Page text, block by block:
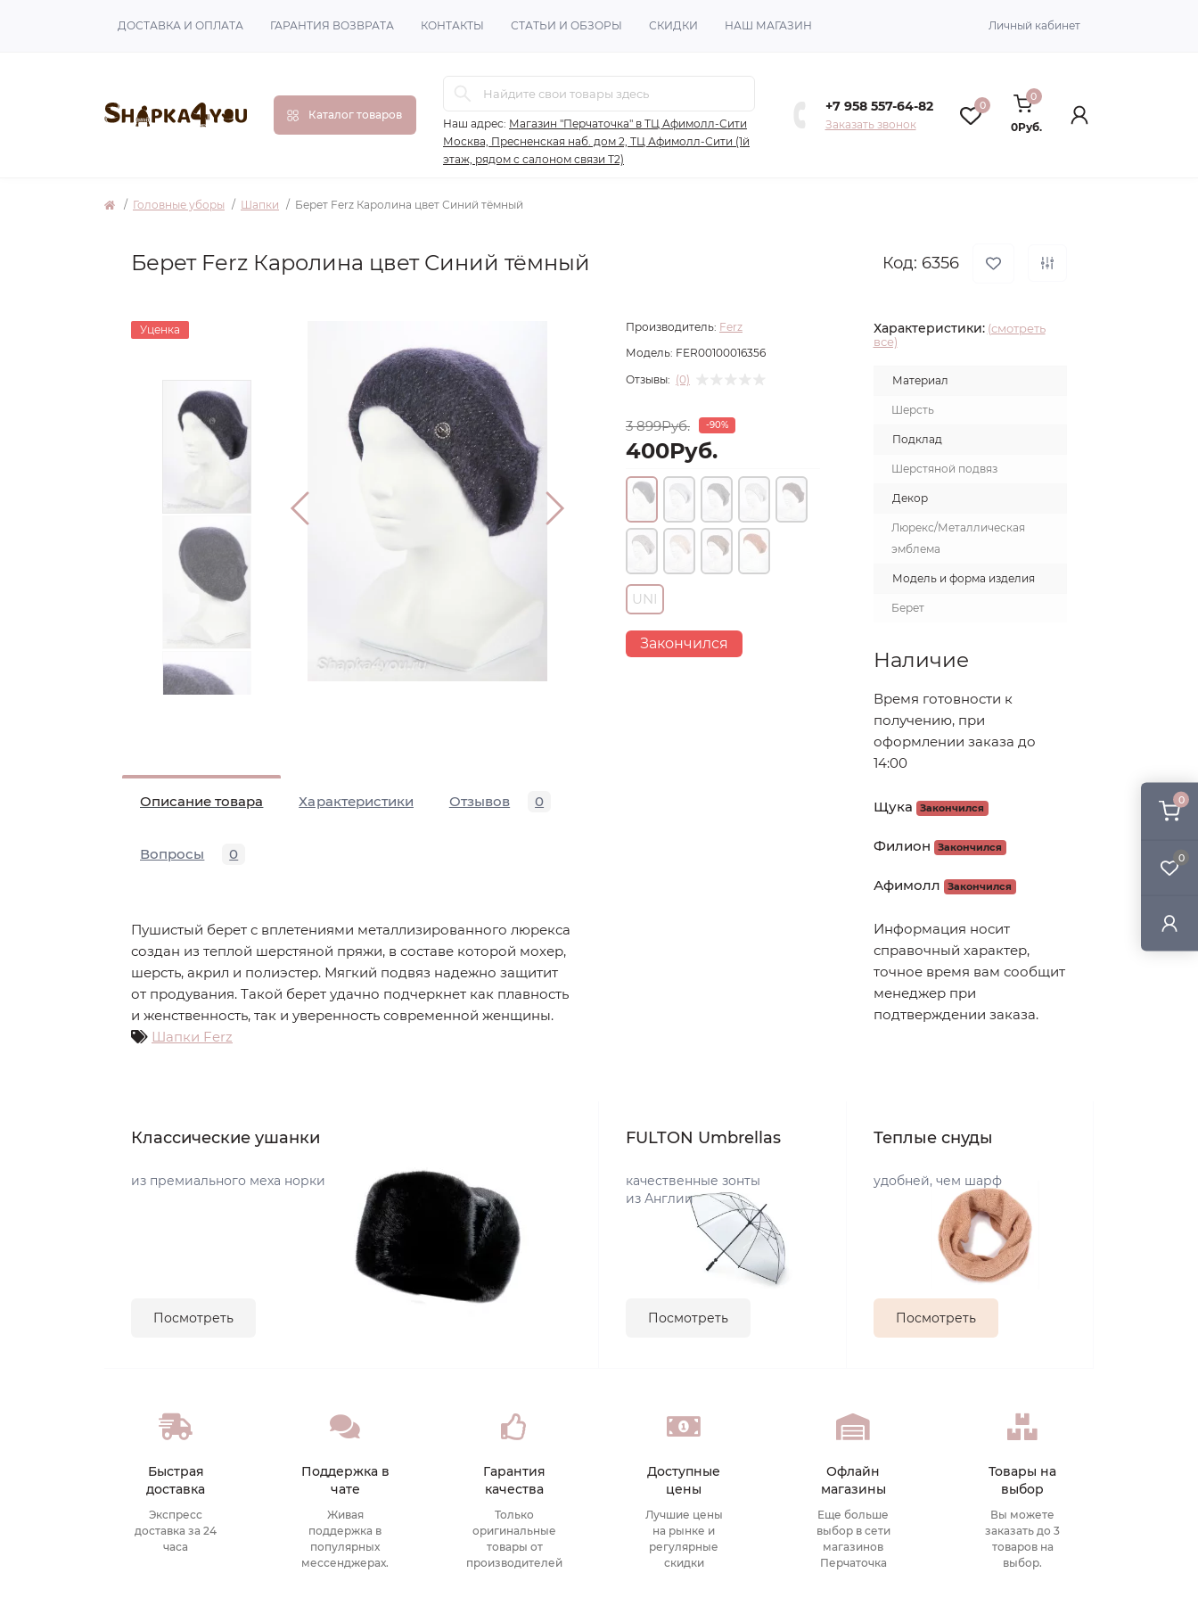
0
0
ДОСТАВКА И ОПЛАТА ГАРАНТИЯ ВОЗВРАТА КОНТАКТЫ СТАТЬИ И ОБЗОРЫ СКИДКИ НАШ МАГАЗИН Личный кабинет
Каталог товаров
Наш адрес: Магазин "Перчаточка" в ТЦ Афимолл-Сити
Москва, Пресненская наб. дом 2, ТЦ Афимолл-Сити (1й
этаж, рядом с салоном связи Т2)
+7 958 557-64-82
Заказать звонок
0
0
0Руб.
Головные уборы Шапки Берет Ferz Каролина цвет Синий тёмный
Берет Ferz Каролина цвет Синий тёмный Код: 6356
Уценка
Описание товара Характеристики Отзывов 0
Вопросы 0
Пушистый берет с вплетениями металлизированного люрекса
создан из теплой шерстяной пряжи, в составе которой мохер,
шерсть, акрил и полиэстер. Мягкий подвяз надежно защитит
от продувания. Такой берет удачно подчеркнет как плавность
и женственность, так и уверенность современной женщины.
Шапки Ferz
Производитель: Ferz
Модель: FER00100016356
Отзывы: (0)
3 899Руб. -90%
400Руб.
UNI
Закончился
Характеристики: (смотреть
все)
Материал
Шерсть
Подклад
Шерстяной подвяз
Декор
Люрекс/Металлическая
эмблема
Модель и форма изделия
Берет
Наличие
Время готовности к
получению, при
оформлении заказа до
14:00
Щука Закончился
Филион Закончился
Афимолл Закончился
Информация носит
справочный характер,
точное время вам сообщит
менеджер при
подтверждении заказа.
Классические ушанки
из премиального меха норки
Посмотреть
FULTON Umbrellas
качественные зонты
из Англии
Посмотреть
Теплые снуды
удобней, чем шарф
Посмотреть
Быстрая
доставка
Экспресс
доставка за 24
часа
Поддержка в
чате
Живая
поддержка в
популярных
мессенджерах.
Гарантия
качества
Только
оригинальные
товары от
производителей
Доступные
цены
Лучшие цены
на рынке и
регулярные
скидки
Офлайн
магазины
Еще больше
выбор в сети
магазинов
Перчаточка
Товары на
выбор
Вы можете
заказать до 3
товаров на
выбор.